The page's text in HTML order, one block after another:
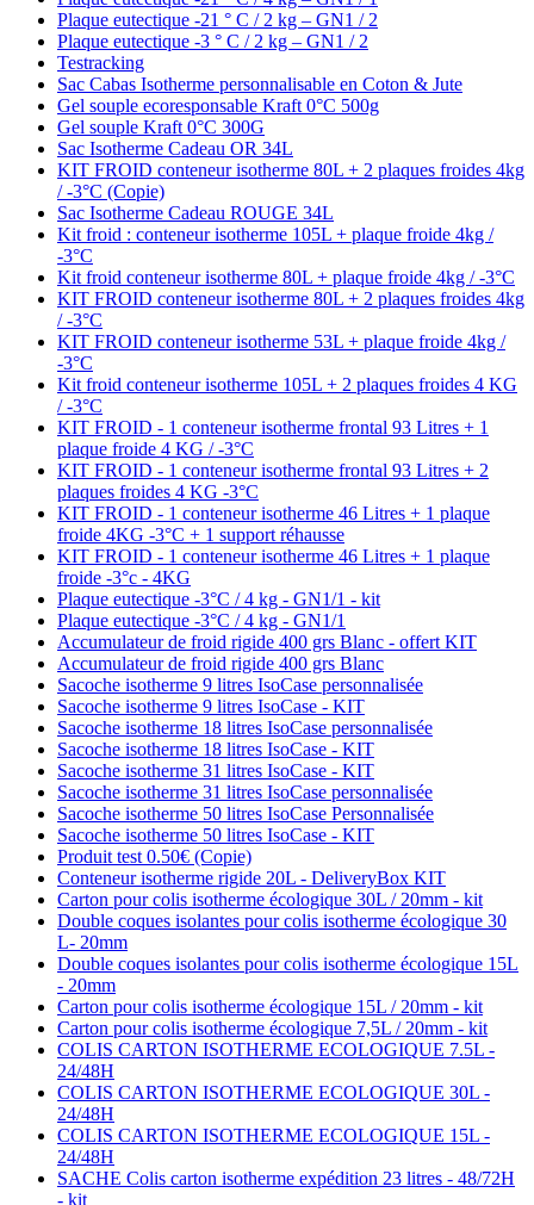
Plaque eutectique -21 ° C / 2 kg – GN1 / 2
Plaque eutectique -3 ° C / 2 kg – GN1 / 2
Testracking
Sac Cabas Isotherme personnalisable en Coton & Jute
Gel souple ecoresponsable Kraft 0°C 500g
Gel souple Kraft 0°C 300G
Sac Isotherme Cadeau OR 34L
KIT FROID conteneur isotherme 80L + 2 plaques froides 4kg
/ -3°C (Copie)
Sac Isotherme Cadeau ROUGE 34L
Kit froid : conteneur isotherme 105L + plaque froide 4kg /
-3°C
Kit froid conteneur isotherme 80L + plaque froide 4kg / -3°C
KIT FROID conteneur isotherme 80L + 2 plaques froides 4kg
/ -3°C
KIT FROID conteneur isotherme 53L + plaque froide 4kg /
-3°C
Kit froid conteneur isotherme 105L + 2 plaques froides 4 KG
/ -3°C
KIT FROID - 1 conteneur isotherme frontal 93 Litres + 1
plaque froide 4 KG / -3°C
KIT FROID - 1 conteneur isotherme frontal 93 Litres + 2
plaques froides 4 KG -3°C
KIT FROID - 1 conteneur isotherme 46 Litres + 1 plaque
froide 4KG -3°C + 1 support réhausse
KIT FROID - 1 conteneur isotherme 46 Litres + 1 plaque
froide -3°c - 4KG
Plaque eutectique -3°C / 4 kg - GN1/1 - kit
Plaque eutectique -3°C / 4 kg - GN1/1
Accumulateur de froid rigide 400 grs Blanc - offert KIT
Accumulateur de froid rigide 400 grs Blanc
Sacoche isotherme 9 litres IsoCase personnalisée
Sacoche isotherme 9 litres IsoCase - KIT
Sacoche isotherme 18 litres IsoCase personnalisée
Sacoche isotherme 18 litres IsoCase - KIT
Sacoche isotherme 31 litres IsoCase - KIT
Sacoche isotherme 31 litres IsoCase personnalisée
Sacoche isotherme 50 litres IsoCase Personnalisée
Sacoche isotherme 50 litres IsoCase - KIT
Produit test 0.50€ (Copie)
Conteneur isotherme rigide 20L - DeliveryBox KIT
Carton pour colis isotherme écologique 30L / 20mm - kit
Double coques isolantes pour colis isotherme écologique 30
L- 20mm
Double coques isolantes pour colis isotherme écologique 15L
- 20mm
Carton pour colis isotherme écologique 15L / 20mm - kit
Carton pour colis isotherme écologique 7,5L / 20mm - kit
COLIS CARTON ISOTHERME ECOLOGIQUE 7.5L -
24/48H
COLIS CARTON ISOTHERME ECOLOGIQUE 30L -
24/48H
COLIS CARTON ISOTHERME ECOLOGIQUE 15L -
24/48H
SACHE Colis carton isotherme expédition 23 litres - 48/72H
- kit